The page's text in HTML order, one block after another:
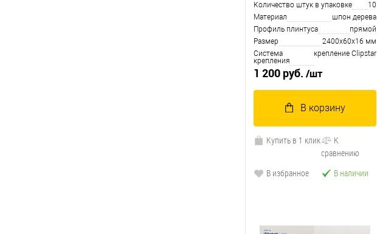
Количество штук в упаковке
10
Материал
шпон дерева
Профиль плинтуса
прямой
Размер
2400х60х16 мм
Система
крепления
крепление Clipstar
1 200 руб. /шт
В корзину
Купить в 1 клик
К
сравнению
В избранное
В наличии